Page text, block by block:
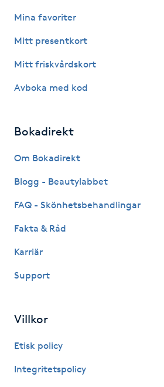
Permanent hårborttagning
Permanent ögonbrynsmakeup
Piercing
Pigmentbehandling
Plastikkirurgi
Power Yoga
PRP (Platelet Rich Plasma)
Mina favoriter
Mitt presentkort
Mitt friskvårdskort
Avboka med kod
Bokadirekt
Om Bokadirekt
Blogg - Beautylabbet
FAQ - Skönhetsbehandlingar
Fakta & Råd
Karriär
Support
Villkor
Etisk policy
Integritetspolicy